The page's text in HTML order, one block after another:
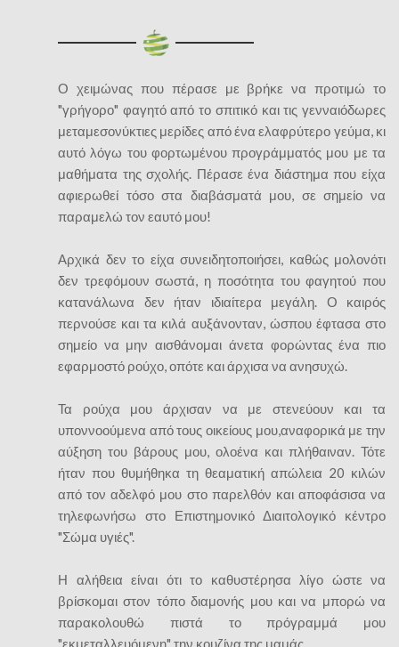
Ο χειμώνας που πέρασε με βρήκε να προτιμώ το
"γρήγορο" φαγητό από το σπιτικό και τις γενναιόδωρες
μεταμεσονύκτιες μερίδες από ένα ελαφρύτερο γεύμα, κι
αυτό λόγω του φορτωμένου προγράμματός μου με τα
μαθήματα της σχολής. Πέρασε ένα διάστημα που είχα
αφιερωθεί τόσο στα διαβάσματά μου, σε σημείο να
παραμελώ τον εαυτό μου!
Αρχικά δεν το είχα συνειδητοποιήσει, καθώς μολονότι
δεν τρεφόμουν σωστά, η ποσότητα του φαγητού που
κατανάλωνα δεν ήταν ιδιαίτερα μεγάλη. Ο καιρός
περνούσε και τα κιλά αυξάνονταν, ώσπου έφτασα στο
σημείο να μην αισθάνομαι άνετα φορώντας ένα πιο
εφαρμοστό ρούχο, οπότε και άρχισα να ανησυχώ.
Τα ρούχα μου άρχισαν να με στενεύουν και τα
υποννοούμενα από τους οικείους μου,αναφορικά με την
αύξηση του βάρους μου, ολοένα και πλήθαιναν. Τότε
ήταν που θυμήθηκα τη θεαματική απώλεια 20 κιλών
από τον αδελφό μου στο παρελθόν και αποφάσισα να
τηλεφωνήσω στο Επιστημονικό Διαιτολογικό κέντρο
"Σώμα υγιές".
Η αλήθεια είναι ότι το καθυστέρησα λίγο ώστε να
βρίσκομαι στον τόπο διαμονής μου και να μπορώ να
παρακολουθώ πιστά το πρόγραμμά μου
"εκμεταλλευόμενη" την κουζίνα της μαμάς.